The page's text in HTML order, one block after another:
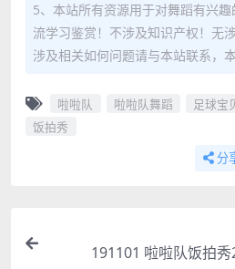
5、本站所有资源用于对舞蹈有兴
流学习鉴赏！不涉及知识产权！无
涉及相关如何问题请与本站联系，
啦啦队 啦啦队舞蹈 足球宝
饭拍秀
分
191101 啦啦队饭拍